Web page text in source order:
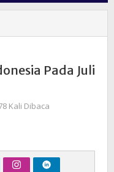
Pada Juli
Kali Dibaca